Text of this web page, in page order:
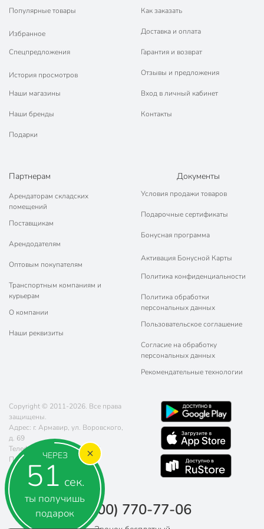
ЧЕРЕЗ
51 сек.
ты получишь
подарок
Популярные товары
Избранное
Спецпредложения
История просмотров
Наши магазины
Наши бренды
Подарки
Как заказать
Доставка и оплата
Гарантия и возврат
Отзывы и предложения
Вход в личный кабинет
Контакты
Партнерам
Арендаторам складских
помещений
Поставщикам
Арендодателям
Оптовым покупателям
Транспортным компаниям и
курьерам
О компании
Наши реквизиты
Документы
Условия продажи товаров
Подарочные сертификаты
Бонусная программа
Активация Бонусной Карты
Политика конфиденциальности
Политика обработки
персональных данных
Пользовательское соглашение
Согласие на обработку
персональных данных
Рекомендательные технологии
Copyright © 2011-2026. Все права
защищены.
Адрес: г. Армавир, ул. Воровского,
д. 69
Телефон:
8 (800) 770-77-06
Почта:
sales@poryadok.ru
8 (800) 770-77-06